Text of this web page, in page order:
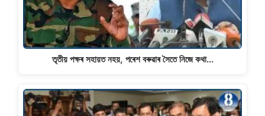
তৃতীয় পক্ষৰ সহায়ত নহয়, পৰেশ বৰুৱাৰ সৈতে নিজে কথা…